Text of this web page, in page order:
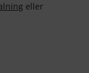
eller